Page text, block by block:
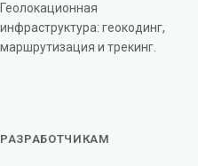
Геолокационная
инфраструктура: геокодинг,
маршрутизация и трекинг.
РАЗРАБОТЧИКАМ